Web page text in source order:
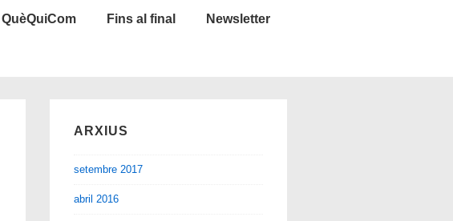
QuèQuiCom Fins al final Newsletter
ARXIUS
setembre 2017
abril 2016